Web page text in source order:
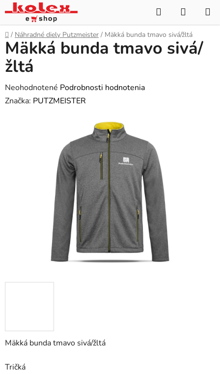
Prejsť
na
obsah
Hľadať
KOŠÍK
Domov
/ Náhradné diely Putzmeister / Mäkká bunda tmavo sivá/žltá
Mäkká bunda tmavo sivá/žltá
Tričká
Mäkká bunda tmavo sivá/
žltá
Priemerné
hodnotenie
Neohodnotené Podrobnosti hodnotenia
Značka: PUTZMEISTER